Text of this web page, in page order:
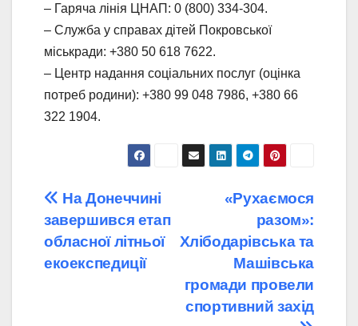
– Гаряча лінія ЦНАП: 0 (800) 334-304.
– Служба у справах дітей Покровської
міськради: +380 50 618 7622.
– Центр надання соціальних послуг (оцінка
потреб родини): +380 99 048 7986, +380 66
322 1904.
Навігація
записів
«Рухаємося
разом»:
Хлібодарівська та
Машівська
громади провели
спортивний захід
На Донеччині
завершився етап
обласної літньої
екоекспедиції